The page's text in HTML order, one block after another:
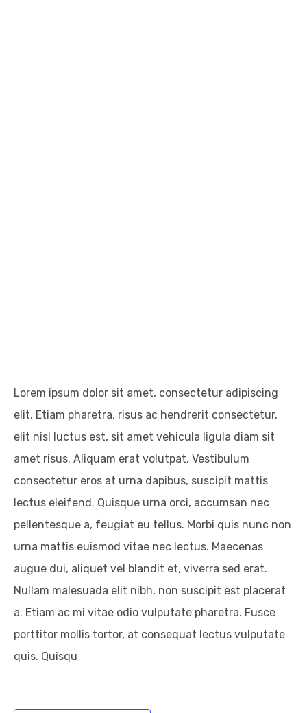
Lorem ipsum dolor sit amet, consectetur adipiscing
elit. Etiam pharetra, risus ac hendrerit consectetur,
elit nisl luctus est, sit amet vehicula ligula diam sit
amet risus. Aliquam erat volutpat. Vestibulum
consectetur eros at urna dapibus, suscipit mattis
lectus eleifend. Quisque urna orci, accumsan nec
pellentesque a, feugiat eu tellus. Morbi quis nunc non
urna mattis euismod vitae nec lectus. Maecenas
augue dui, aliquet vel blandit et, viverra sed erat.
Nullam malesuada elit nibh, non suscipit est placerat
a. Etiam ac mi vitae odio vulputate pharetra. Fusce
porttitor mollis tortor, at consequat lectus vulputate
quis. Quisqu